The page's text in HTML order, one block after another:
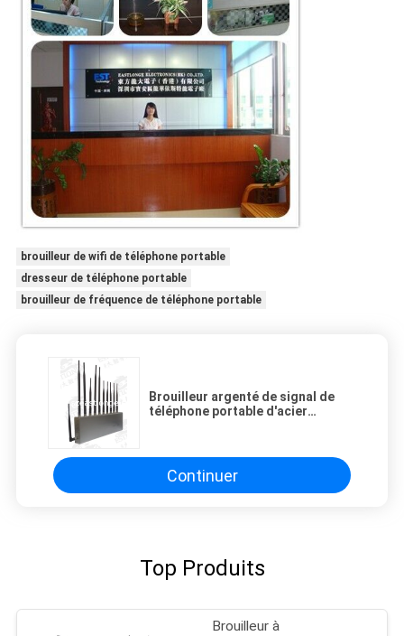
brouilleur de wifi de téléphone portable
dresseur de téléphone portable
brouilleur de fréquence de téléphone portable
Brouilleur argenté de signal de
téléphone portable d'acier
Continuer
Top Produits
Brouilleur à